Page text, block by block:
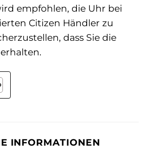
empfohlen, die Uhr bei
Citizen Händler zu
dass Sie die
INFORMATIONEN